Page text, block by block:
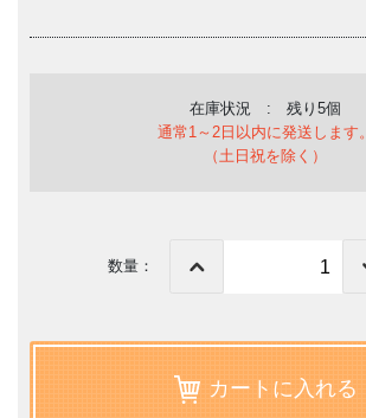
在庫状況 : 残り5個
通常1～2日以内に発送します。
（土日祝を除く）
数量：
カートに入れる